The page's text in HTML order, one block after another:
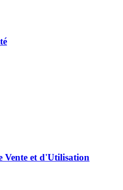
Vente et d'Utilisation